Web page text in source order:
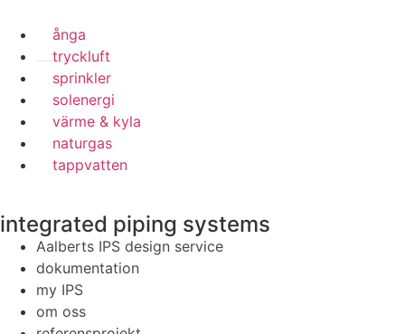
ånga
tryckluft
sprinkler
solenergi
värme & kyla
naturgas
tappvatten
integrated piping systems
Aalberts IPS design service
dokumentation
my IPS
om oss